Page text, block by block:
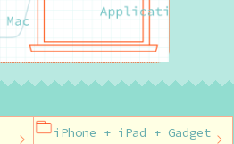
iPhone + iPad + Gadget